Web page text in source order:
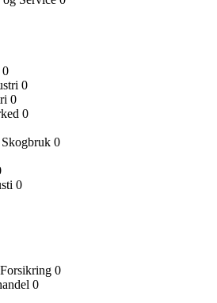
0
0
0
0
0
0
0
0